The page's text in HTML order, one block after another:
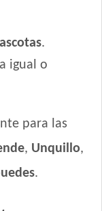
.
igual o
para las
, Unquillo,
.